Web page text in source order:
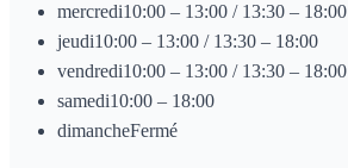
mercredi10:00 – 13:00 / 13:30 – 18:00
jeudi10:00 – 13:00 / 13:30 – 18:00
vendredi10:00 – 13:00 / 13:30 – 18:00
samedi10:00 – 18:00
dimancheFermé